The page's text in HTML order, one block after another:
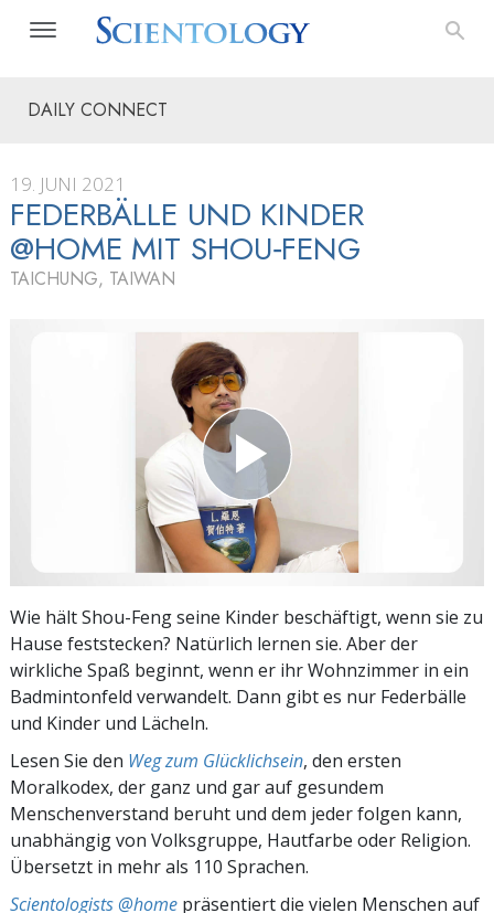
DAILY CONNECT
19. JUNI 2021
FEDERBÄLLE UND KINDER
@HOME MIT SHOU‑FENG
TAICHUNG, TAIWAN
Wie hält Shou-Feng seine Kinder beschäftigt, wenn sie zu
Hause feststecken? Natürlich lernen sie. Aber der
wirkliche Spaß beginnt, wenn er ihr Wohnzimmer in ein
Badmintonfeld verwandelt. Dann gibt es nur Federbälle
und Kinder und Lächeln.
Lesen Sie den Weg zum Glücklichsein, den ersten
Moralkodex, der ganz und gar auf gesundem
Menschenverstand beruht und dem jeder folgen kann,
unabhängig von Volksgruppe, Hautfarbe oder Religion.
Übersetzt in mehr als 110 Sprachen.
Scientologists @home präsentiert die vielen Menschen auf